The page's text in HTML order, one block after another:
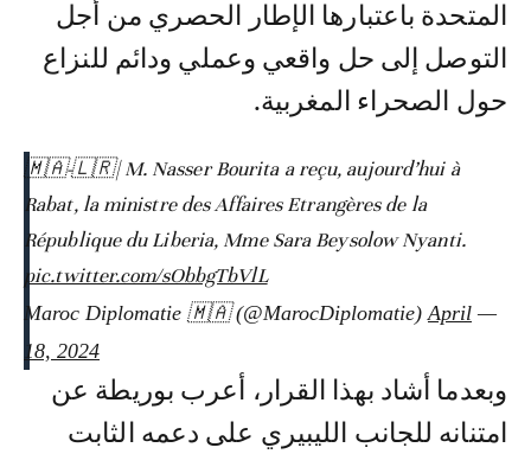
المتحدة باعتبارها الإطار الحصري من أجل
التوصل إلى حل واقعي وعملي ودائم للنزاع
حول الصحراء المغربية.
🇲🇦-🇱🇷| M. Nasser Bourita a reçu, aujourd’hui à
Rabat, la ministre des Affaires Etrangères de la
République du Liberia, Mme Sara Beysolow Nyanti.
pic.twitter.com/sObbgTbVlL
— Maroc Diplomatie 🇲🇦 (@MarocDiplomatie)
April
18, 2024
وبعدما أشاد بهذا القرار، أعرب بوريطة عن
امتنانه للجانب الليبيري على دعمه الثابت